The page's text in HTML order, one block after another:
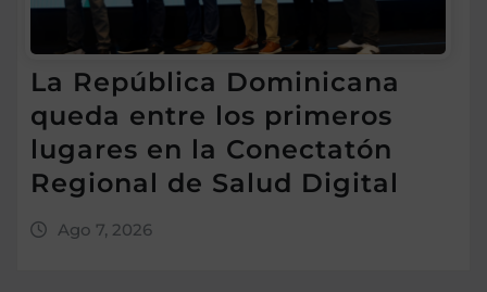
La República Dominicana
queda entre los primeros
lugares en la Conectatón
Regional de Salud Digital
Ago 7, 2026